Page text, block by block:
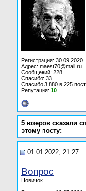
Регистрация: 30.09.2020
Адрес: maest70@mail.ru
Сообщений: 228
Спасибо: 33
Спасибо 3,880 в 225
Репутация: 10
5 юзеров сказали
этому посту:
01.01.2022, 21:27
Вопрос
Новичок